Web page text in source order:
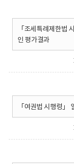
「조세특례제한법
인 평가결과
「여권법 시행령」